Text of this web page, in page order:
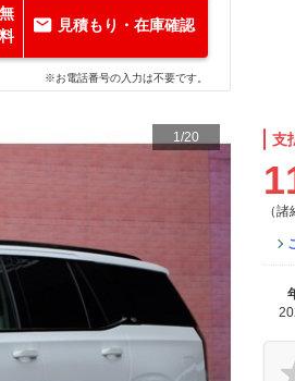
無
料
見積もり・在庫確認
※お電話番号の入力は不要です。
1/20 支
（